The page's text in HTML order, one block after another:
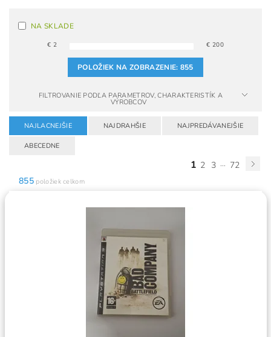
NA SKLADE
€ 2 € 200
POLOŽIEK NA ZOBRAZENIE: 855
FILTROVANIE PODĽA PARAMETROV, CHARAKTERISTÍK A
VÝROBCOV
NAJLACNEJŠIE NAJDRAHŠIE NAJPREDÁVANEJŠIE
ABECEDNE
1 2 3 ... 72
855položiek celkom